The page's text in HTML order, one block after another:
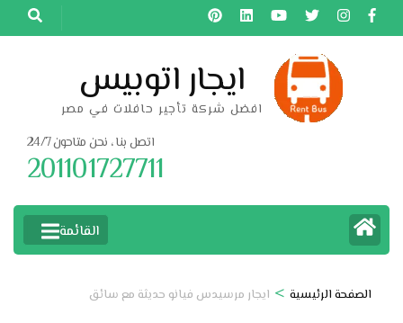
تخطى
إلى
ايجار اتوبيس
افضل شركة تأجير حافلات في مصر
اتصل بنا ، نحن متاحون 24/7
201101727711
القائمة
الصفحة الرئيسية > ايجار مرسيدس فيانو حديثة مع سائق